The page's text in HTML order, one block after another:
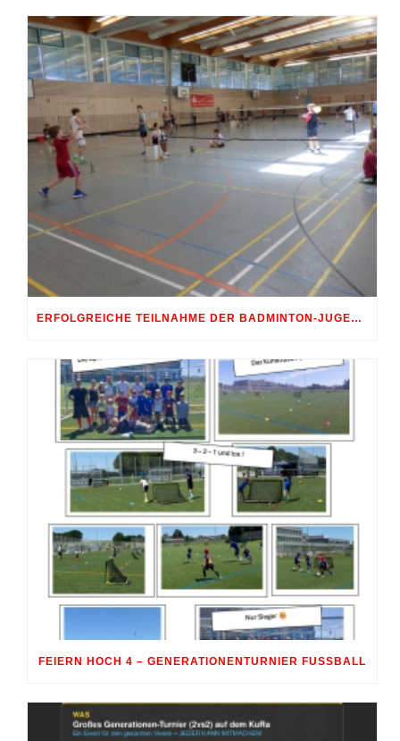
ERFOLGREICHE TEILNAHME DER BADMINTON-JUGEND AM 10. SHUTTLE-CUP 2026 IN ERDWEG
FEIERN HOCH 4 – GENERATIONENTURNIER FUSSBALL